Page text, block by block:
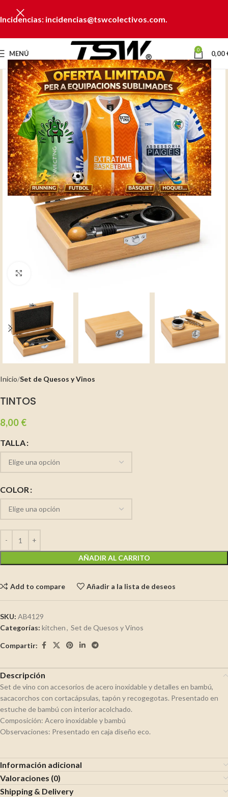
Incidencias: incidencias@tswcolectivos.com.
MENÚ 0 0,00
Clic para ampliar
Inicio Set de Quesos y Vinos
TINTOS
8,00 €
TALLA
COLOR
AÑADIR AL CARRITO
Add to compare Añadir a la lista de deseos
SKU: AB4129
Categorías: kitchen, Set de Quesos y Vinos
Compartir:
Descripción
Set de vino con accesorios de acero inoxidable y detalles en bambú,
sacacorchos con cortacápsulas, tapón y recogegotas. Presentado en
estuche de bambú con interior acolchado.
Composición: Acero inoxidable y bambú
Observaciones: Presentado en caja diseño eco.
Información adicional
Valoraciones (0)
Shipping & Delivery